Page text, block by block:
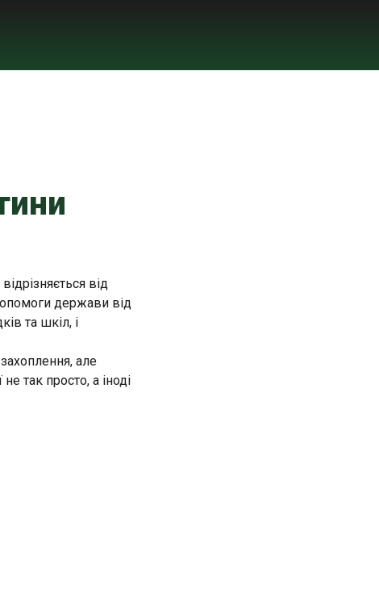
від
держави від
та шкіл, і
але
так просто, а іноді